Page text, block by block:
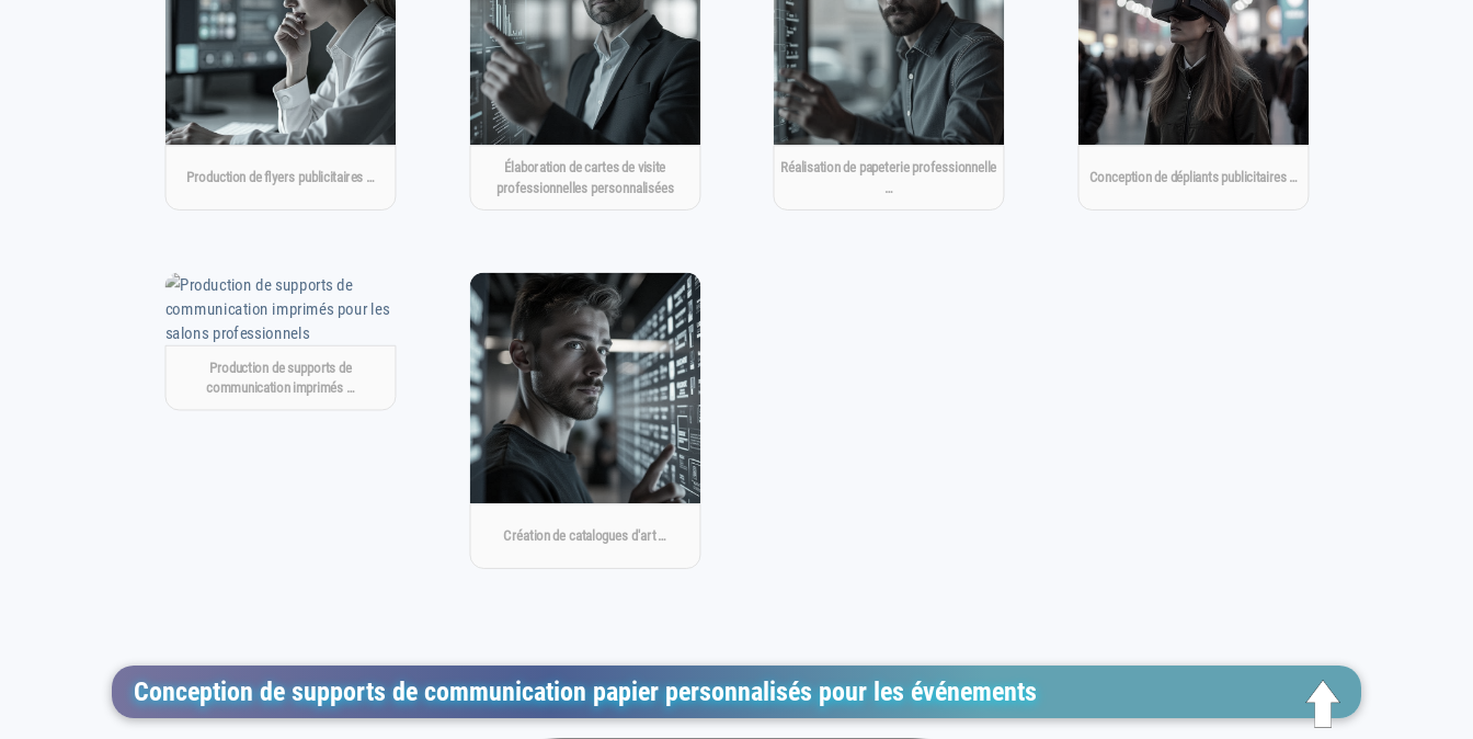
Production de flyers publicitaires …
Élaboration de cartes de visite
professionnelles personnalisées
Réalisation de papeterie professionnelle
…
Conception de dépliants publicitaires …
Production de supports de
communication imprimés …
Création de catalogues d'art …
Conception de supports de communication papier personnalisés pour les événements